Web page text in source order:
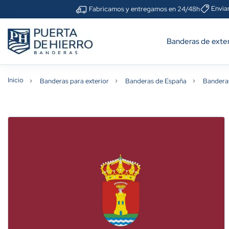
Fabricamos y entregamos en 24/48h
Banderas de
Inicio Banderas para exterior Banderas de España